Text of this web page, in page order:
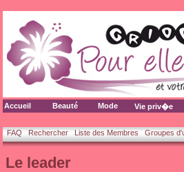
Accueil Beauté Mode Vie priv�e
FAQ Rechercher Liste des Membres Groupes
Le leader